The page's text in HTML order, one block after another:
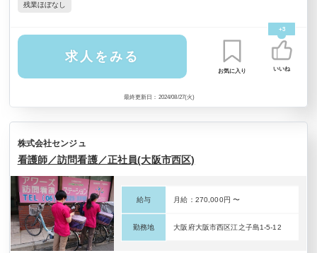
残業ほぼなし
最終更新日：2024/08/27(火)
求人をみる
お気に入り
+3
いいね
株式会社センジュ
看護師／訪問看護／正社員(大阪市西区)
給与 月給：270,000円 〜
勤務地 大阪府大阪市西区江之子島1-5-12